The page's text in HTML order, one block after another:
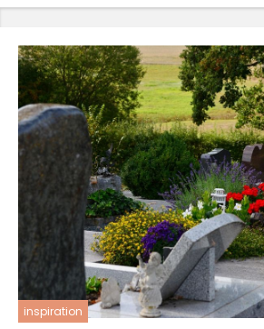
inspiration